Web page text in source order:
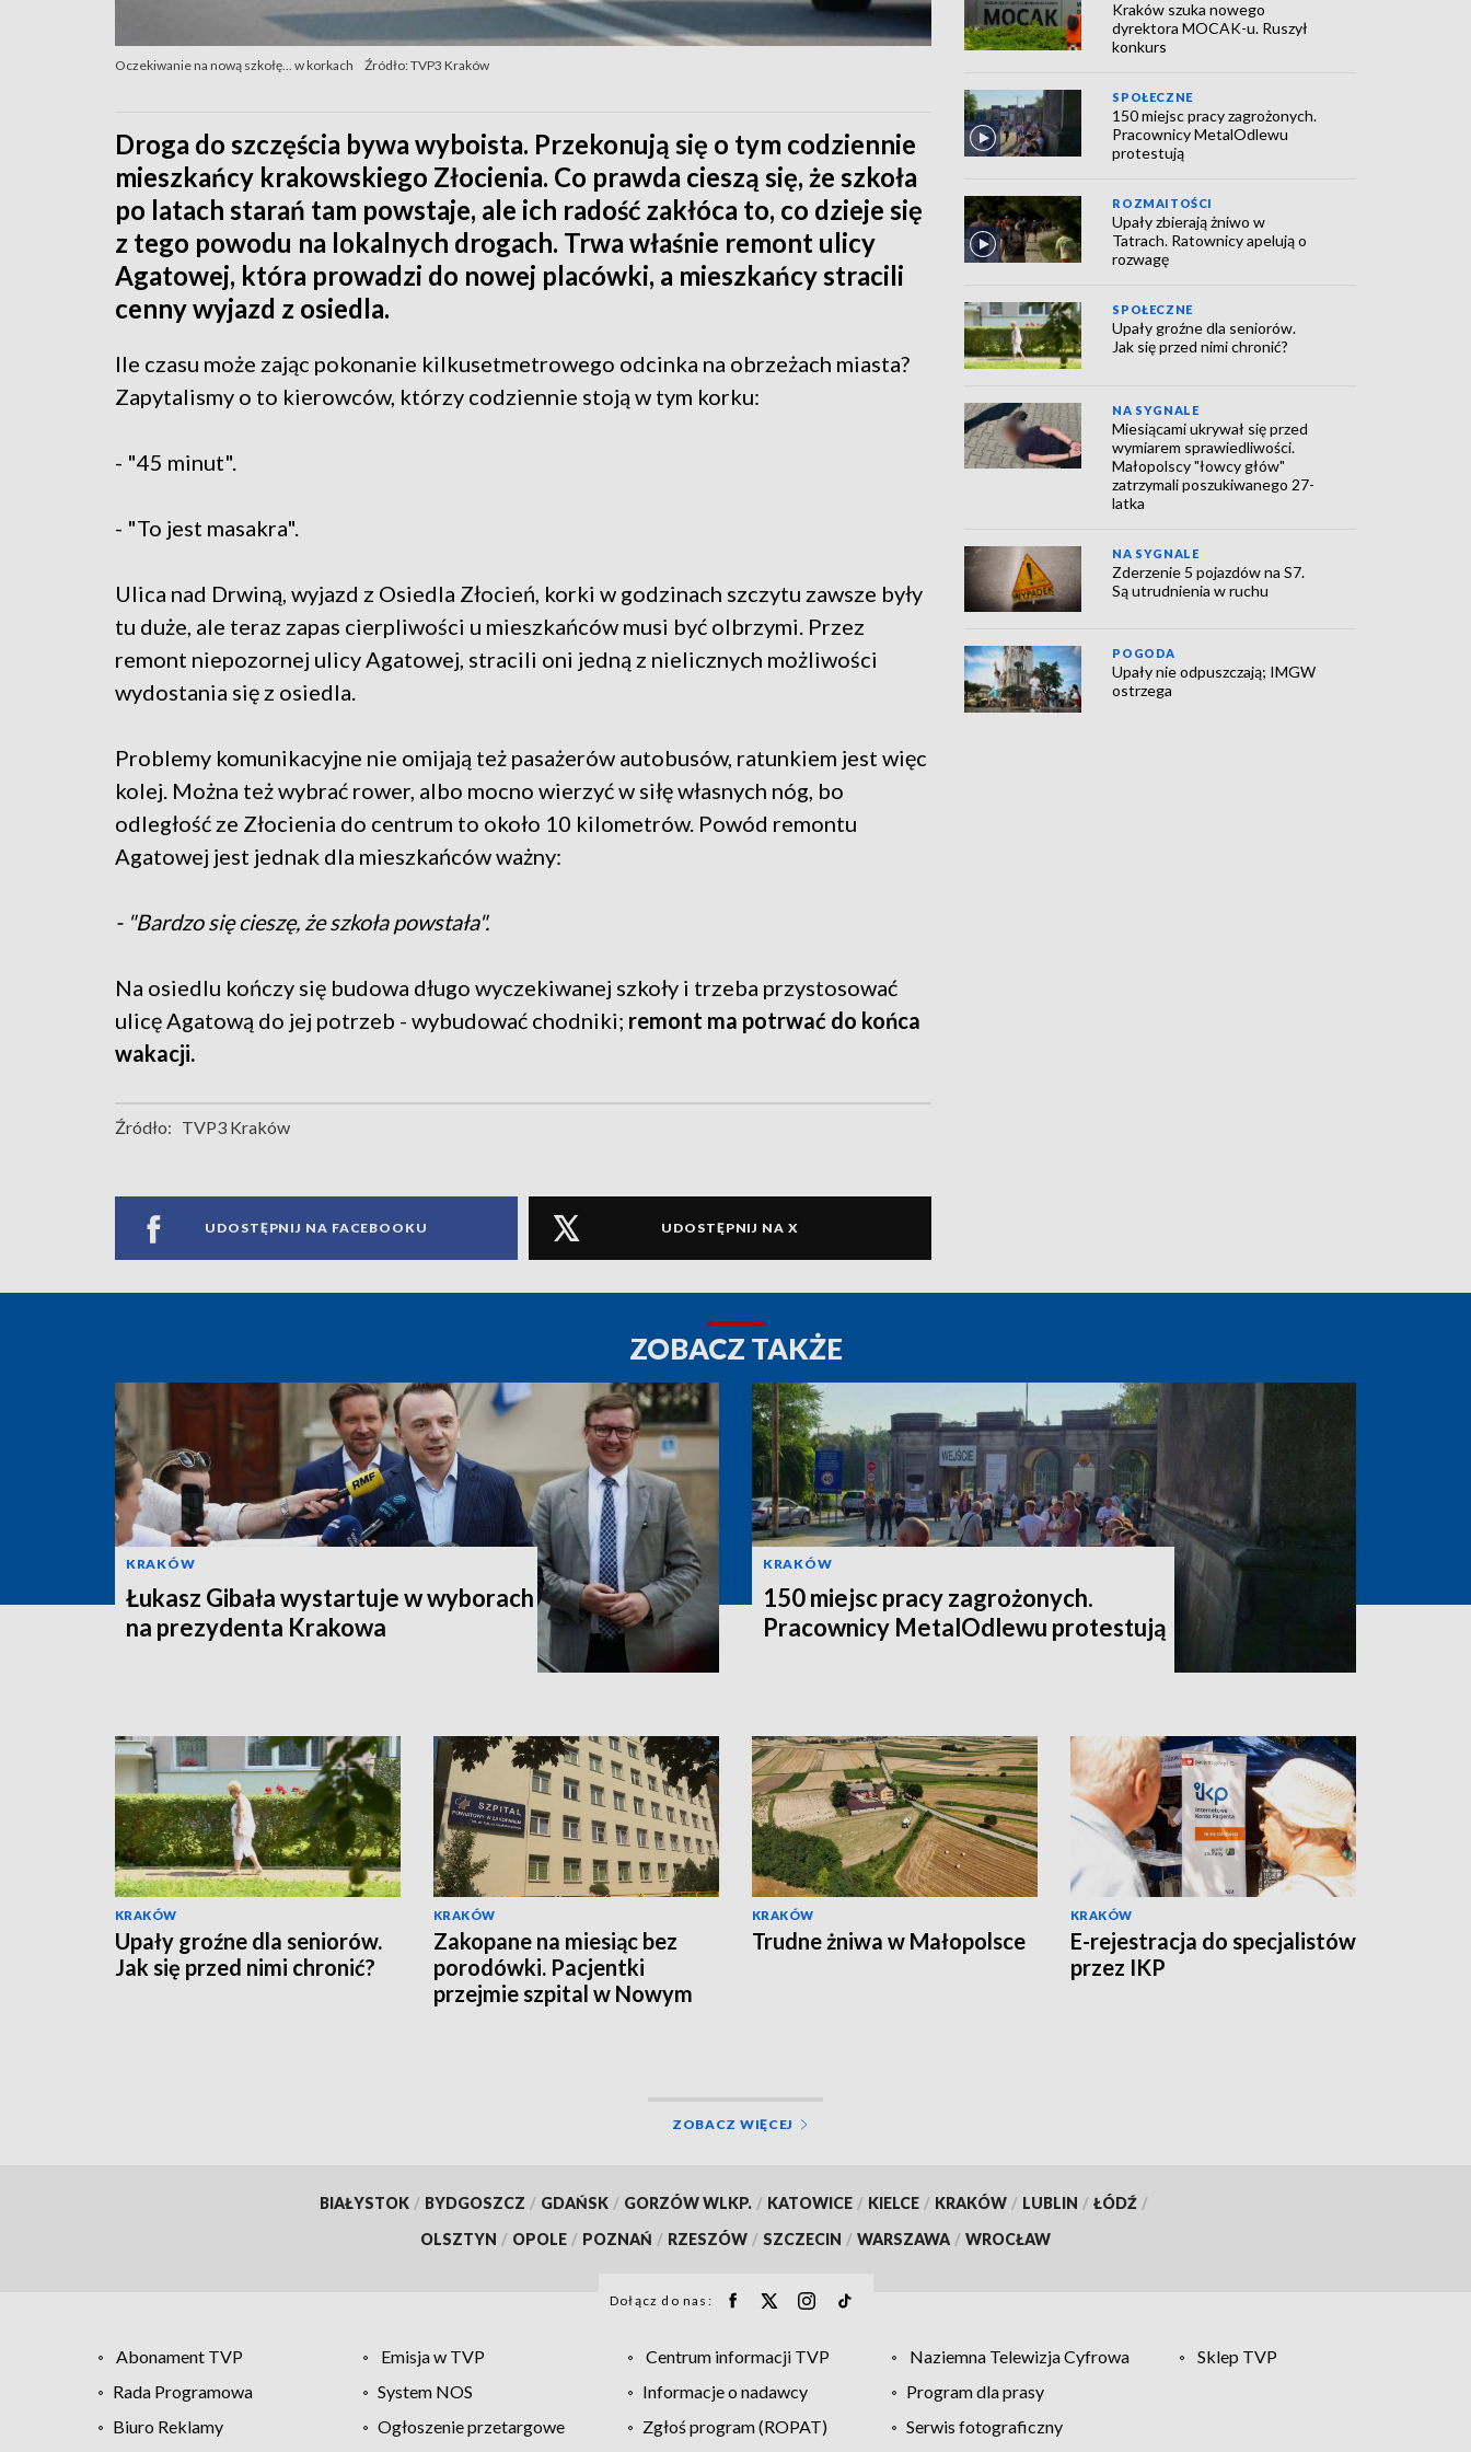
Oczekiwanie na nową szkołę... w korkach Źródło: TVP3 Kraków
Droga do szczęścia bywa wyboista. Przekonują się o tym codziennie
mieszkańcy krakowskiego Złocienia. Co prawda cieszą się, że szkoła
po latach starań tam powstaje, ale ich radość zakłóca to, co dzieje się
z tego powodu na lokalnych drogach. Trwa właśnie remont ulicy
Agatowej, która prowadzi do nowej placówki, a mieszkańcy stracili
cenny wyjazd z osiedla.
Ile czasu może zając pokonanie kilkusetmetrowego odcinka na obrzeżach miasta?
Zapytalismy o to kierowców, którzy codziennie stoją w tym korku:
- "45 minut".
- "To jest masakra".
Ulica nad Drwiną, wyjazd z Osiedla Złocień, korki w godzinach szczytu zawsze były
tu duże, ale teraz zapas cierpliwości u mieszkańców musi być olbrzymi. Przez
remont niepozornej ulicy Agatowej, stracili oni jedną z nielicznych możliwości
wydostania się z osiedla.
Problemy komunikacyjne nie omijają też pasażerów autobusów, ratunkiem jest więc
kolej. Można też wybrać rower, albo mocno wierzyć w siłę własnych nóg, bo
odległość ze Złocienia do centrum to około 10 kilometrów. Powód remontu
Agatowej jest jednak dla mieszkańców ważny:
- "Bardzo się cieszę, że szkoła powstała".
Na osiedlu kończy się budowa długo wyczekiwanej szkoły i trzeba przystosować
ulicę Agatową do jej potrzeb - wybudować chodniki; remont ma potrwać do końca
wakacji.
Źródło: TVP3 Kraków
UDOSTĘPNIJ NA FACEBOOKU UDOSTĘPNIJ NA X
Kraków szuka nowego
dyrektora MOCAK-u. Ruszył
konkurs
SPOŁECZNE
150 miejsc pracy zagrożonych.
Pracownicy MetalOdlewu
protestują
ROZMAITOŚCI
Upały zbierają żniwo w
Tatrach. Ratownicy apelują o
rozwagę
SPOŁECZNE
Upały groźne dla seniorów.
Jak się przed nimi chronić?
NA SYGNALE
Miesiącami ukrywał się przed
wymiarem sprawiedliwości.
Małopolscy "łowcy głów"
zatrzymali poszukiwanego 27-
latka
NA SYGNALE
Zderzenie 5 pojazdów na S7.
Są utrudnienia w ruchu
POGODA
Upały nie odpuszczają; IMGW
ostrzega
ZOBACZ TAKŻE
KRAKÓW
Łukasz Gibała wystartuje w wyborach
na prezydenta Krakowa
KRAKÓW
150 miejsc pracy zagrożonych.
Pracownicy MetalOdlewu protestują
KRAKÓW
Upały groźne dla seniorów.
Jak się przed nimi chronić?
KRAKÓW
Zakopane na miesiąc bez
porodówki. Pacjentki
przejmie szpital w Nowym
KRAKÓW
Trudne żniwa w Małopolsce
KRAKÓW
E-rejestracja do specjalistów
przez IKP
ZOBACZ WIĘCEJ
BIAŁYSTOK / BYDGOSZCZ / GDAŃSK / GORZÓW WLKP. / KATOWICE / KIELCE / KRAKÓW / LUBLIN / ŁÓDŹ /
OLSZTYN / OPOLE / POZNAŃ / RZESZÓW / SZCZECIN / WARSZAWA / WROCŁAW
Dołącz do nas:
Abonament TVP Emisja w TVP Centrum informacji TVP Naziemna Telewizja Cyfrowa
Sklep TVP
Rada Programowa
System NOS Informacje o nadawcy
Program dla prasy
Biuro Reklamy
Ogłoszenie przetargowe Zgłoś program (ROPAT)
Serwis fotograficzny